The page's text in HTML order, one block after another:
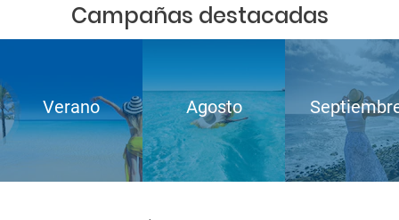
Campañas destacadas
Verano Agosto